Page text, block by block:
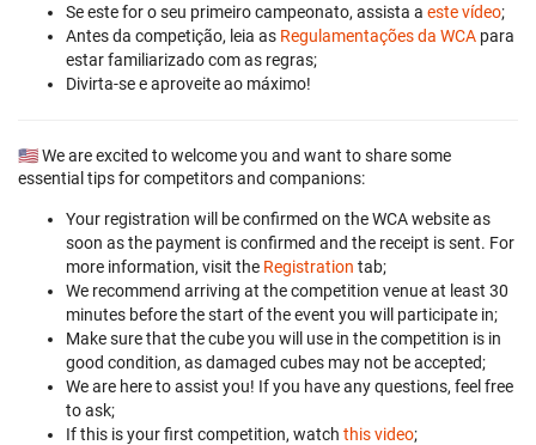
Se este for o seu primeiro campeonato, assista a este vídeo;
Antes da competição, leia as Regulamentações da WCA para
estar familiarizado com as regras;
Divirta-se e aproveite ao máximo!
🇺🇸 We are excited to welcome you and want to share some
essential tips for competitors and companions:
Your registration will be confirmed on the WCA website as
soon as the payment is confirmed and the receipt is sent. For
more information, visit the Registration tab;
We recommend arriving at the competition venue at least 30
minutes before the start of the event you will participate in;
Make sure that the cube you will use in the competition is in
good condition, as damaged cubes may not be accepted;
We are here to assist you! If you have any questions, feel free
to ask;
If this is your first competition, watch this video;